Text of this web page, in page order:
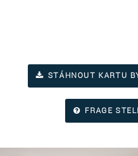
STÁHNOUT KARTU
FRAGE